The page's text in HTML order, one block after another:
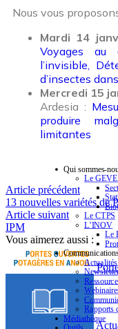
Nous vous
Mardi 14
Voyages au
l’invisible,
d’insectes
Mercredi 15
Ardesia :
produire
limitantes
Article précédent
13 nouvelles variétés de
Article suivant
IPM
Vous aimerez aussi :
Qui sommes-
Le
Le CTPS
L’INOV
Le
Actualités
Rapports
Médiathèque